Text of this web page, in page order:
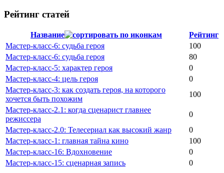
Рейтинг статей
Название
Рейтинг
Мастер-класс-6: судьба героя
100
Мастер-класс-6: судьба героя
80
Мастер-класс-5: характер героя
0
Мастер-класс-4: цель героя
0
Мастер-класс-3: как создать героя, на которого
хочется быть похожим
100
Мастер-класс-2.1: когда сценарист главнее
режиссера
0
Мастер-класс-2.0: Телесериал как высокий жанр
0
Мастер-класс-1: главная тайна кино
100
Мастер-класс-16: Вдохновение
0
Мастер-класс-15: сценарная запись
0